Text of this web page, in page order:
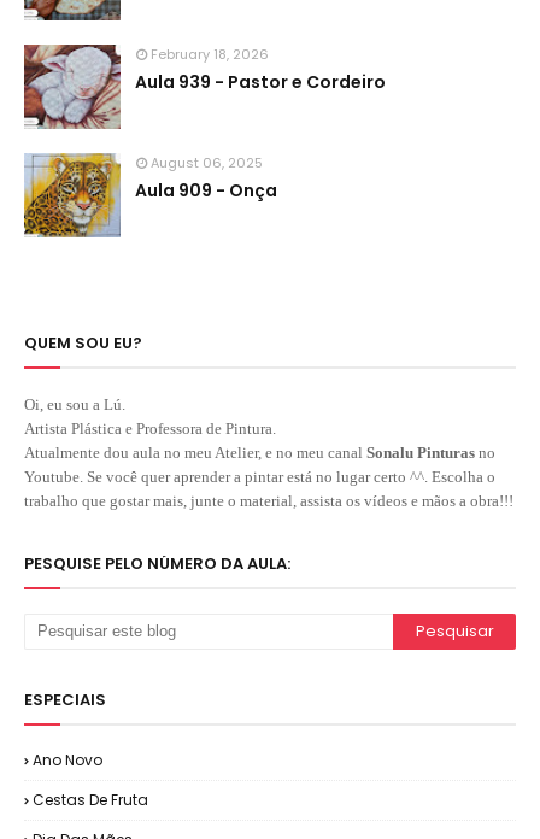
February 18, 2026
Aula 939 - Pastor e Cordeiro
August 06, 2025
Aula 909 - Onça
QUEM SOU EU?
Oi, eu sou a Lú.
Artista Plástica e Professora de Pintura.
Atualmente dou aula no meu Atelier, e no meu canal Sonalu Pinturas no
Youtube. Se você quer aprender a pintar está no lugar certo ^^. Escolha o
trabalho que gostar mais, junte o material, assista os vídeos e mãos a obra!!!
PESQUISE PELO NÚMERO DA AULA:
ESPECIAIS
Ano Novo
Cestas De Fruta